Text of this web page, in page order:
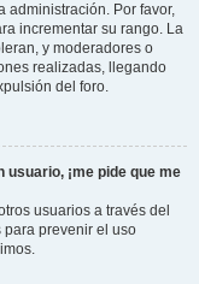
administración. Por favor,
incrementar su rango. La
y moderadores o
realizadas, llegando
del foro.
¡me pide que me
usuarios a través del
para prevenir el uso